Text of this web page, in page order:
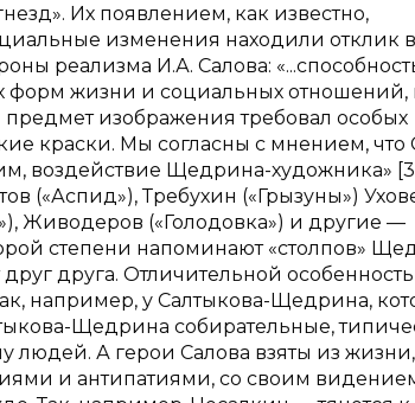
Их появлением, как известно,
изменения находили отклик в
реализма И.А. Салова:
форм жизни и социальных отношений,
изображения требовал особых
краски. Мы согласны с мнением, что
воздействие Щедрина-художника» [3,
(«Аспид»), Требухин («Грызуны»)
Живодеров («Голодовка») и другие —
степени напоминают «столпов»
друга. Отличительной
например, у Салтыкова-Щедрина,
Щедрина собирательные,
людей. А герои Салова взяты из
и антипатиями, со своим